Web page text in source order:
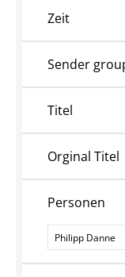
Zeit
Sender
Titel
Orginal Titel
Personen
Personen